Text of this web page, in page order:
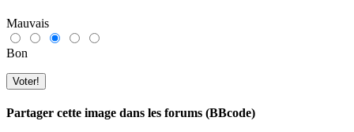
Mauvais
Bon
Partager cette image dans les forums (BBcode)